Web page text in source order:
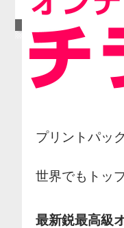
プリントパッ
世界でもトッ
最新鋭最高級